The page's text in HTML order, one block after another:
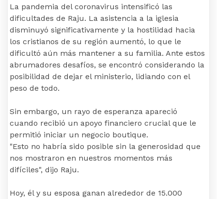
La pandemia del coronavirus intensificó las
dificultades de Raju. La asistencia a la iglesia
disminuyó significativamente y la hostilidad hacia
los cristianos de su región aumentó, lo que le
dificultó aún más mantener a su familia. Ante estos
abrumadores desafíos, se encontró considerando la
posibilidad de dejar el ministerio, lidiando con el
peso de todo.
Sin embargo, un rayo de esperanza apareció
cuando recibió un apoyo financiero crucial que le
permitió iniciar un negocio boutique.
"Esto no habría sido posible sin la generosidad que
nos mostraron en nuestros momentos más
difíciles", dijo Raju.
Hoy, él y su esposa ganan alrededor de 15.000